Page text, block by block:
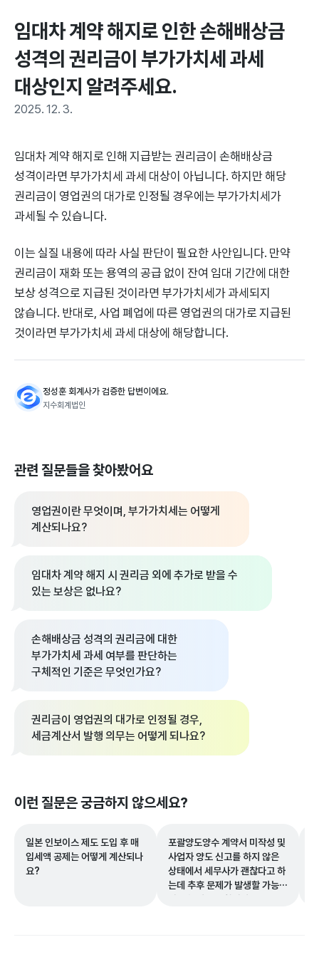
임대차 계약 해지로 인한 손해배상금
성격의 권리금이 부가가치세 과세
대상인지 알려주세요.
2025. 12. 3.
임대차 계약 해지로 인해 지급받는 권리금이 손해배상금
성격이라면 부가가치세 과세 대상이 아닙니다. 하지만 해당
권리금이 영업권의 대가로 인정될 경우에는 부가가치세가
과세될 수 있습니다.
이는 실질 내용에 따라 사실 판단이 필요한 사안입니다. 만약
권리금이 재화 또는 용역의 공급 없이 잔여 임대 기간에 대한
보상 성격으로 지급된 것이라면 부가가치세가 과세되지
않습니다. 반대로, 사업 폐업에 따른 영업권의 대가로 지급된
것이라면 부가가치세 과세 대상에 해당합니다.
정성훈 회계사가 검증한 답변이에요.
지수회계법인
관련 질문들을 찾아봤어요
영업권이란 무엇이며, 부가가치세는 어떻게
계산되나요?
임대차 계약 해지 시 권리금 외에 추가로 받을 수
있는 보상은 없나요?
손해배상금 성격의 권리금에 대한
부가가치세 과세 여부를 판단하는
구체적인 기준은 무엇인가요?
권리금이 영업권의 대가로 인정될 경우,
세금계산서 발행 의무는 어떻게 되나요?
이런 질문은 궁금하지 않으세요?
일본 인보이스 제도 도입 후 매
입세액 공제는 어떻게 계산되나
요?
포괄양도양수 계약서 미작성 및
사업자 양도 신고를 하지 않은
상태에서 세무사가 괜찮다고 하
는데 추후 문제가 발생할 가능성
이 있는지 궁금합니다.